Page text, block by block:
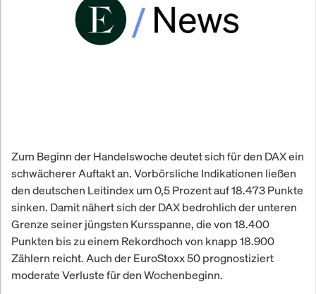
Zum Beginn der Handelswoche deutet sich für den DAX ein
schwächerer Auftakt an. Vorbörsliche Indikationen ließen
den deutschen Leitindex um 0,5 Prozent auf 18.473 Punkte
sinken. Damit nähert sich der DAX bedrohlich der unteren
Grenze seiner jüngsten Kursspanne, die von 18.400
Punkten bis zu einem Rekordhoch von knapp 18.900
Zählern reicht. Auch der EuroStoxx 50 prognostiziert
moderate Verluste für den Wochenbeginn.